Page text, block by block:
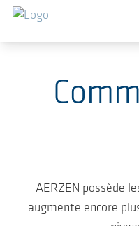
Sauter au contenu principal
AERZEN possède
augmente encore